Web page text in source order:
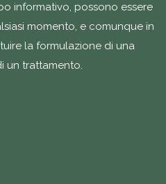
informativo, possono essere
momento, e comunque in
la formulazione di una
un trattamento.